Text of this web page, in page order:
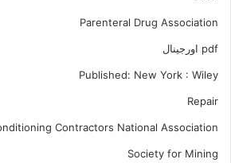
Parenteral Drug Association
pdf اورجینال
Published: New York : Wiley
Repair
Contractors National Association
Society for Mining